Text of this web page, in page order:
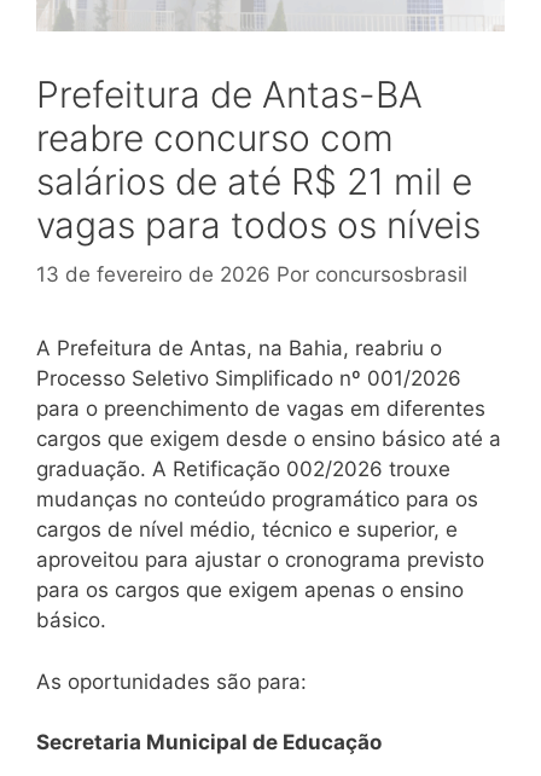
Prefeitura de Antas-BA
reabre concurso com
salários de até R$ 21 mil e
vagas para todos os níveis
13 de fevereiro de 2026 Por concursosbrasil
A Prefeitura de Antas, na Bahia, reabriu o
Processo Seletivo Simplificado nº 001/2026
para o preenchimento de vagas em diferentes
cargos que exigem desde o ensino básico até a
graduação. A Retificação 002/2026 trouxe
mudanças no conteúdo programático para os
cargos de nível médio, técnico e superior, e
aproveitou para ajustar o cronograma previsto
para os cargos que exigem apenas o ensino
básico.
As oportunidades são para:
Secretaria Municipal de Educação